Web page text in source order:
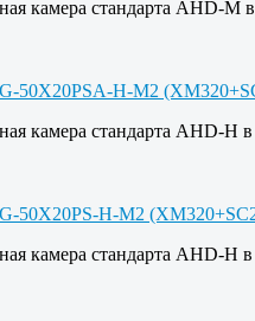
камера стандарта AHD-M
камера стандарта AHD-H
камера стандарта AHD-H